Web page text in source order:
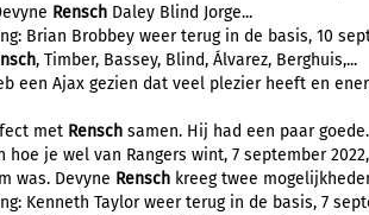
Rensch Daley Blind Jorge...
Brian Brobbey weer terug in de basis, 10
, Timber, Bassey, Blind, Álvarez, Berghuis,...
een Ajax gezien dat veel plezier heeft en
met Rensch samen. Hij had een paar
je wel van Rangers wint, 7 september
was. Devyne Rensch kreeg twee
Kenneth Taylor weer terug in de basis, 7